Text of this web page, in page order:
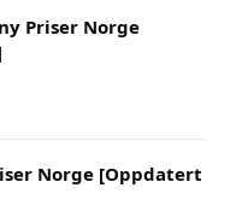
Priser Norge
Norge [Oppdatert